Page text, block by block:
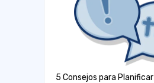
5 Consejos para